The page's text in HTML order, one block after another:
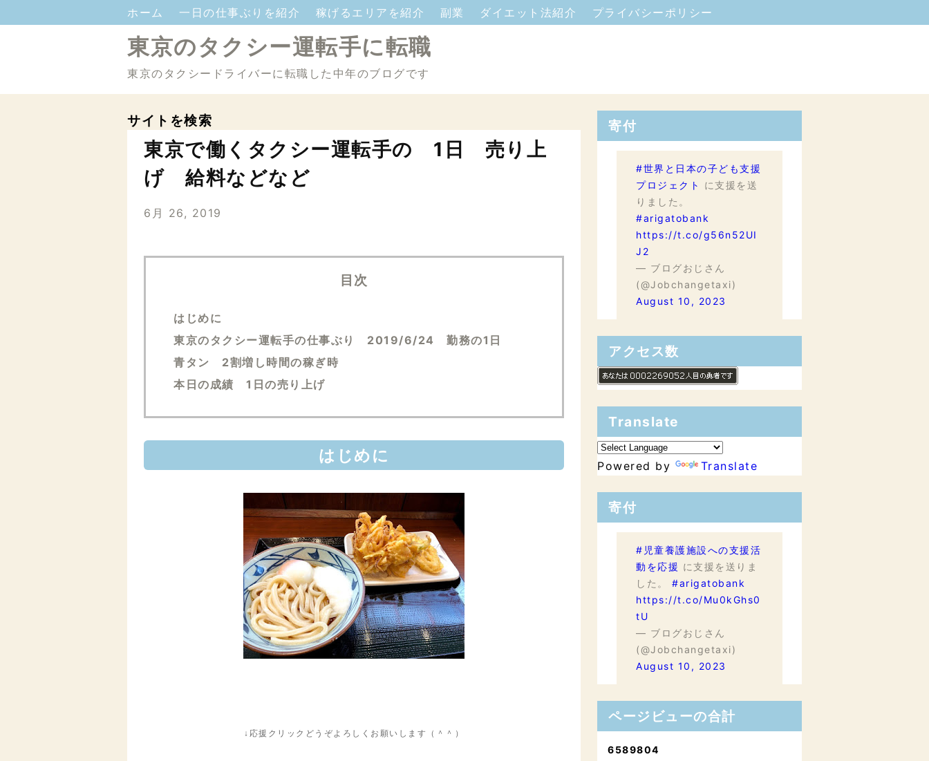
ホーム 一日の仕事ぶりを紹介 稼げるエリアを紹介 副業 ダイエット法紹介 プライバシーポリシー
東京のタクシー運転手に転職
東京のタクシードライバーに転職した中年のブログです
サイトを検索
東京で働くタクシー運転手の 1日 売り上
げ 給料などなど
6月 26, 2019
目次
はじめに
東京のタクシー運転手の仕事ぶり 2019/6/24 勤務の1日
青タン 2割増し時間の稼ぎ時
本日の成績 1日の売り上げ
はじめに
↓応援クリックどうぞよろしくお願いします（＾＾）
寄付
#世界と日本の子ども支援
プロジェクト
に支援を送
りました。
#arigatobank
https://t.co/g56n52UI
J2
— ブログおじさん
(@Jobchangetaxi)
August 10, 2023
アクセス数
Translate
Powered by Translate
寄付
#児童養護施設への支援活
動を応援 に支援を送りま
した。 #arigatobank
https://t.co/Mu0kGhs0
tU
— ブログおじさん
(@Jobchangetaxi)
August 10, 2023
ページビューの合計
6589804